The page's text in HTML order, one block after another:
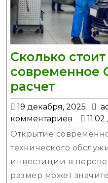
Сколько
современное
расчет
стоит
СТО:
расчет
19 декабря, 2025
19
комментариев
Открытие
технического
инвестиции в
размер может